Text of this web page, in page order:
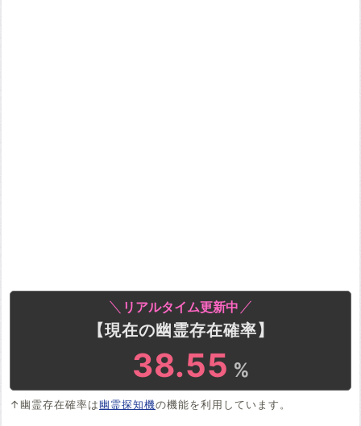
リアルタイム更新中
【現在の幽霊存在確率】
38.55 %
↑幽霊存在確率は幽霊探知機の機能を利用しています。